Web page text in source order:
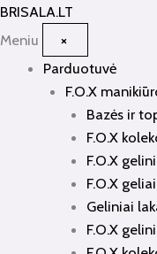
BRISALA.LT
Meniu
×
Parduotuvė
F.O.X
Bazės ir
F.O.X
F.O.X
F.O.X
Geliniai
F.O.X
Pereiti
prie